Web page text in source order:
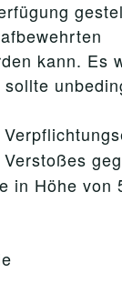
kann. Es
in Höhe von